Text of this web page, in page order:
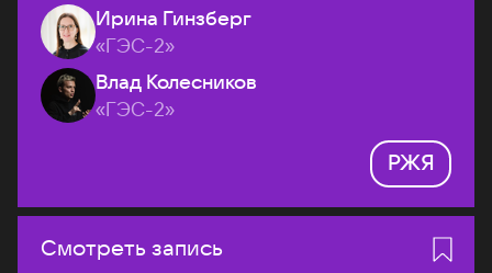
Ирина Гинзберг
«ГЭС-2»
Влад Колесников
«ГЭС-2»
РЖЯ
Смотреть запись